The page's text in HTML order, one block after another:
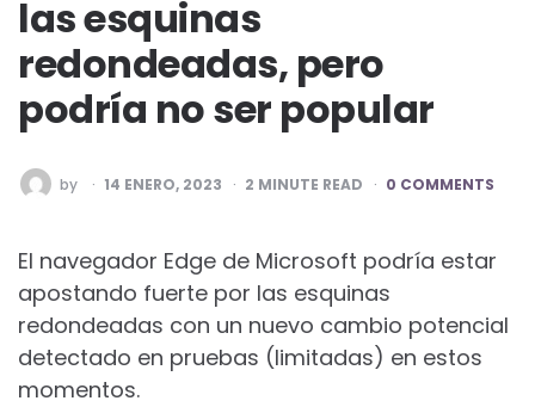
las esquinas
redondeadas, pero
podría no ser popular
POSTED
BY
by 14 ENERO, 2023 2 MINUTE READ 0 COMMENTS
El navegador Edge de Microsoft podría estar
apostando fuerte por las esquinas
redondeadas con un nuevo cambio potencial
detectado en pruebas (limitadas) en estos
momentos.